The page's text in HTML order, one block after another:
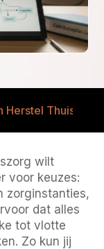
Herstel Thuis
wilt
voor keuzes:
zorginstanties,
dat alles
tot vlotte
Zo kun jij